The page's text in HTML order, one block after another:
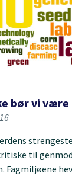
bør vi være
til
Fagmiljøene